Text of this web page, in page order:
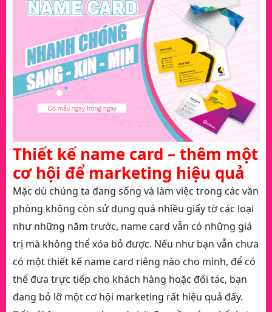
Thiết kế name card – thêm một
cơ hội để marketing hiệu quả
Mặc dù chúng ta đang sống và làm việc trong các văn
phòng không còn sử dụng quá nhiều giấy tờ các loại
như những năm trước, name card vẫn có những giá
trị mà không thể xóa bỏ được. Nếu như bạn vẫn chưa
có một thiết kế name card riêng nào cho mình, để có
thể đưa trực tiếp cho khách hàng hoặc đối tác, bạn
đang bỏ lỡ một cơ hội marketing rất hiệu quả đấy.